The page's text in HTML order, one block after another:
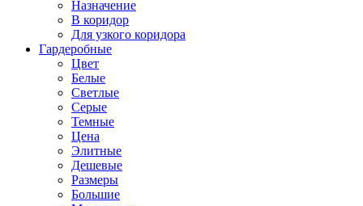
Назначение
В коридор
Для узкого коридора
Гардеробные
Цвет
Белые
Светлые
Серые
Темные
Цена
Элитные
Дешевые
Размеры
Большие